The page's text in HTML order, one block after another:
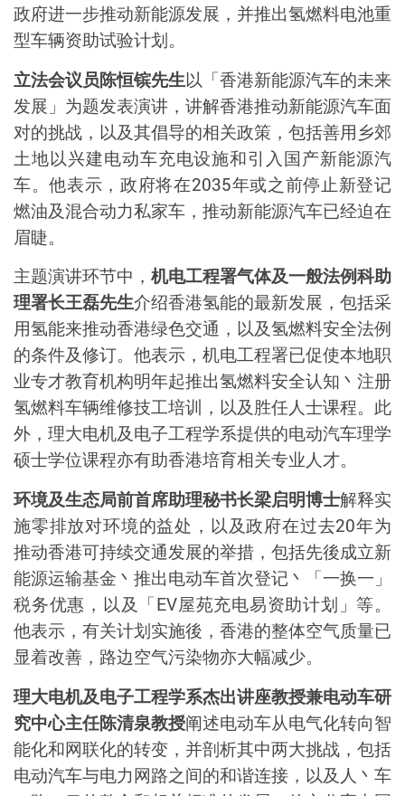
政府进一步推动新能源发展，并推出氢燃料电池重
型车辆资助试验计划。
立法会议员陈恒镔先生以「香港新能源汽车的未来
发展」为题发表演讲，讲解香港推动新能源汽车面
对的挑战，以及其倡导的相关政策，包括善用乡郊
土地以兴建电动车充电设施和引入国产新能源汽
车。他表示，政府将在2035年或之前停止新登记
燃油及混合动力私家车，推动新能源汽车已经迫在
眉睫。
主题演讲环节中， 机电工程署气体及一般法例科助
理署长王磊先生介绍香港氢能的最新发展，包括采
用氢能来推动香港绿色交通，以及氢燃料安全法例
的条件及修订。他表示，机电工程署已促使本地职
业专才教育机构明年起推出氢燃料安全认知丶注册
氢燃料车辆维修技工培训，以及胜任人士课程。此
外，理大电机及电子工程学系提供的电动汽车理学
硕士学位课程亦有助香港培育相关专业人才。
环境及生态局前首席助理秘书长梁启明博士解释实
施零排放对环境的益处，以及政府在过去20年为
推动香港可持续交通发展的举措，包括先後成立新
能源运输基金丶推出电动车首次登记丶「一换一」
税务优惠，以及「EV屋苑充电易资助计划」等。
他表示，有关计划实施後，香港的整体空气质量已
显着改善，路边空气污染物亦大幅减少。
理大电机及电子工程学系杰出讲座教授兼电动车研
究中心主任陈清泉教授阐述电动车从电气化转向智
能化和网联化的转变，并剖析其中两大挑战，包括
电动汽车与电力网路之间的和谐连接，以及人丶车